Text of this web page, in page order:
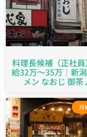
料理長候補（正社員
給32万～35万｜新
メン なおじ 御茶
月